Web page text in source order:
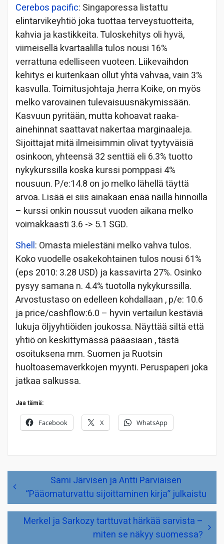
Cerebos pacific: Singaporessa listattu
elintarvikeyhtiö joka tuottaa terveystuotteita,
kahvia ja kastikkeita. Tuloskehitys oli hyvä,
viimeisellä kvartaalilla tulos nousi 16%
verrattuna edelliseen vuoteen. Liikevaihdon
kehitys ei kuitenkaan ollut yhtä vahvaa, vain 3%
kasvulla. Toimitusjohtaja ,herra Koike, on myös
melko varovainen tulevaisuusnäkymissään.
Kasvuun pyritään, mutta kohoavat raaka-
ainehinnat saattavat nakertaa marginaaleja.
Sijoittajat mitä ilmeisimmin olivat tyytyväisiä
osinkoon, yhteensä 32 senttiä eli 6.3% tuotto
nykykurssilla koska kurssi pomppasi 4%
nousuun. P/e:14.8 on jo melko lähellä täyttä
arvoa. Lisää ei siis ainakaan enää näillä hinnoilla
– kurssi onkin noussut vuoden aikana melko
voimakkaasti 3.6 -> 5.1 SGD.
Shell: Omasta mielestäni melko vahva tulos.
Koko vuodelle osakekohtainen tulos nousi 61%
(eps 2010: 3.28 USD) ja kassavirta 27%. Osinko
pysyy samana n. 4.4% tuotolla nykykurssilla.
Arvostustaso on edelleen kohdallaan , p/e: 10.6
ja price/cashflow:6.0 – hyvin vertailun kestäviä
lukuja öljyyhtiöiden joukossa. Näyttää siltä että
yhtiö on keskittymässä pääasiaan , tästä
osoituksena mm. Suomen ja Ruotsin
huoltoasemaverkkojen myynti. Peruspaperi joka
jatkaa salkussa.
Jaa tämä:
Facebook X WhatsApp
selaus
Sami Järvisen ja Antti Parviaisen
”Pääomaturvattu sijoittaminen kirja” julkaistu
Merkel ja Sarkozy tarttuvat härkää sarvista –
miten se näkyy suomessa?